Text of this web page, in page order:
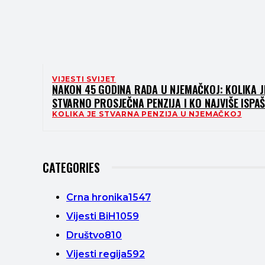
VIJESTI SVIJET
NAKON 45 GODINA RADA U NJEMAČKOJ: KOLIKA
STVARNO PROSJEČNA PENZIJA I KO NAJVIŠE
KOLIKA JE STVARNA PENZIJA U NJEMAČKOJ
CATEGORIES
Crna hronika1547
Vijesti BiH1059
Društvo810
Vijesti regija592